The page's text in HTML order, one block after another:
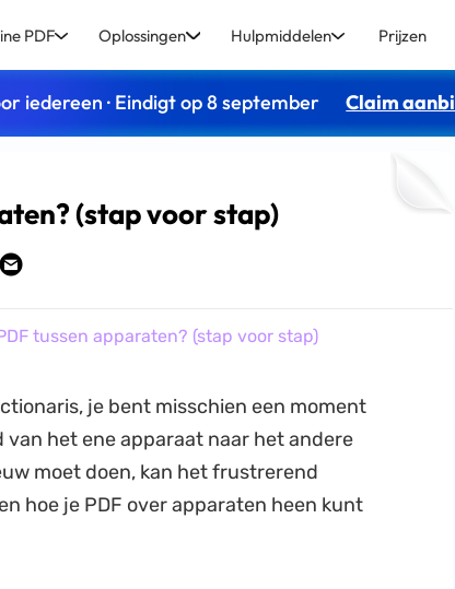
PDF Oplossingen Hulpmiddelen Prijzen
iedereen · Eindigt op 8 september Claim
(stap voor stap)
tussen apparaten? (stap voor stap)
je bent misschien een moment
het ene apparaat naar het andere
moet doen, kan het frustrerend
hoe je PDF over apparaten heen kunt